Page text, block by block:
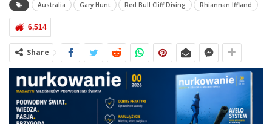
Australia Gary Hunt Red Bull Cliff Diving Rhiannan Iffland
6,514
Share